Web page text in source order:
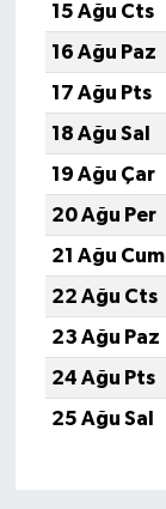
15 Ağu Cts
16 Ağu Paz
17 Ağu Pts
18 Ağu Sal
19 Ağu Çar
20 Ağu Per
21 Ağu Cum
22 Ağu Cts
23 Ağu Paz
24 Ağu Pts
25 Ağu Sal